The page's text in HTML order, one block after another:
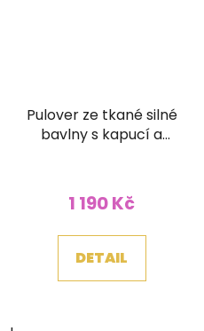
Pulover ze tkané silné
bavlny s kapucí a
1 190 Kč
DETAIL